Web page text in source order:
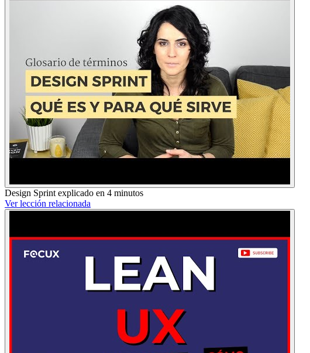
Design Sprint explicado en 4 minutos
Ver lección relacionada